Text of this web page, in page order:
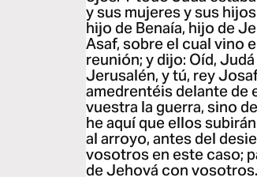
y sus mujeres y sus
hijo de Benaía, hijo de
Asaf, sobre el cual vino
reunión; y dijo: Oíd,
Jerusalén, y tú, rey
amedrentéis delante de
vuestra la guerra, sino
he aquí que ellos
al arroyo, antes del
vosotros en este caso;
de Jehová con